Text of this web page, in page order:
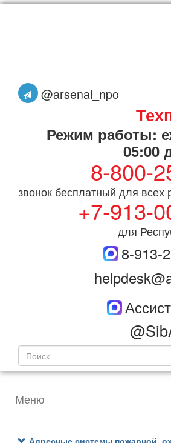
@arsenal_npo
Режим работы:
05:00
8-800-
звонок бесплатный для всех
+7-913-
для
8-913-
Меню
Адресные системы пожарной,